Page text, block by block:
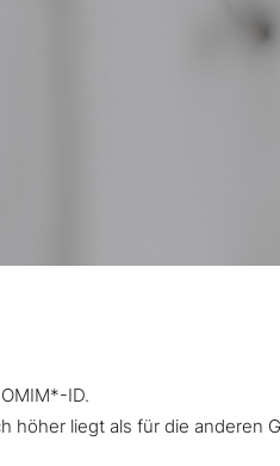
ID.
liegt als für die anderen